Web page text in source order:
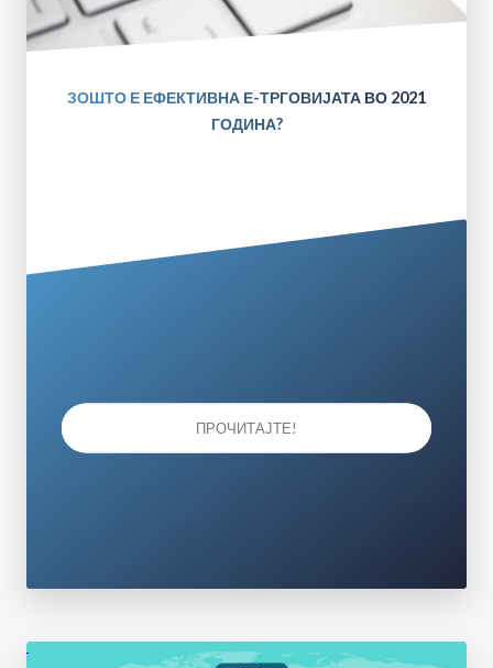
ЗОШТО Е ЕФЕКТИВНА Е-ТРГОВИЈАТА ВО 2021
ГОДИНА?
ПРОЧИТАЈТЕ!